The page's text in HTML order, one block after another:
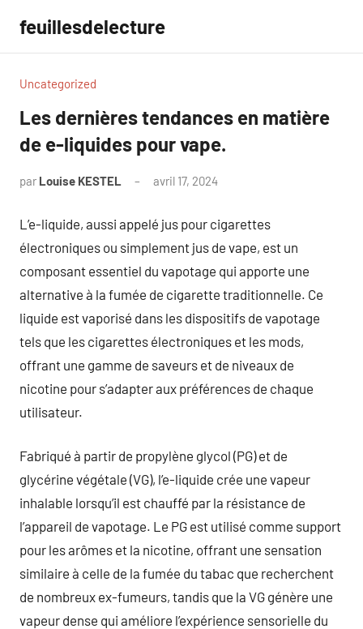
contenu
feuillesdelecture
Uncategorized
Les dernières tendances en matière
de e-liquides pour vape.
par Louise KESTEL avril 17, 2024
L’e-liquide, aussi appelé jus pour cigarettes
électroniques ou simplement jus de vape, est un
composant essentiel du vapotage qui apporte une
alternative à la fumée de cigarette traditionnelle. Ce
liquide est vaporisé dans les dispositifs de vapotage
tels que les cigarettes électroniques et les mods,
offrant une gamme de saveurs et de niveaux de
nicotine pour s’adapter aux préférences de chaque
utilisateur.
Fabriqué à partir de propylène glycol (PG) et de
glycérine végétale (VG), l’e-liquide crée une vapeur
inhalable lorsqu’il est chauffé par la résistance de
l’appareil de vapotage. Le PG est utilisé comme support
pour les arômes et la nicotine, offrant une sensation
similaire à celle de la fumée du tabac que recherchent
de nombreux ex-fumeurs, tandis que la VG génère une
vapeur dense qui améliore l’expérience sensorielle du